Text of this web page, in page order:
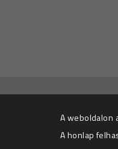
Hozzájárulok ahhoz, hogy az
A weboldalon
A honlap